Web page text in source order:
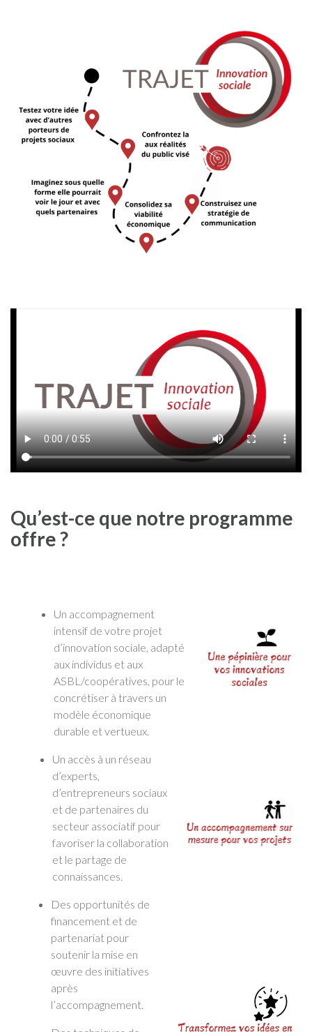
Qu’est-ce que notre programme
offre ?
Un accompagnement
intensif de votre projet
d’innovation sociale, adapté
aux individus et aux
ASBL/coopératives, pour le
concrétiser à travers un
modèle économique
durable et vertueux.
Un accès à un réseau
d’experts,
d’entrepreneurs sociaux
et de partenaires du
secteur associatif pour
favoriser la collaboration
et le partage de
connaissances.
Des opportunités de
financement et de
partenariat pour
soutenir la mise en
œuvre des initiatives
après
l’accompagnement.